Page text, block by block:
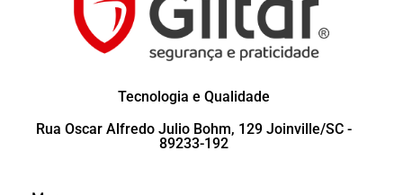
Tecnologia e Qualidade
Rua Oscar Alfredo Julio Bohm, 129 Joinville/SC -
89233-192